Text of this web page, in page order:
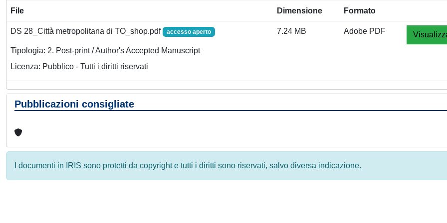
File Dimensione Formato
DS 28_Città metropolitana di TO_shop.pdf accesso aperto
Tipologia: 2. Post-print / Author's Accepted Manuscript
Licenza: Pubblico - Tutti i diritti riservati
7.24 MB Adobe PDF
Pubblicazioni consigliate
I documenti in IRIS sono protetti da copyright e tutti i diritti sono riservati, salvo diversa indicazione.